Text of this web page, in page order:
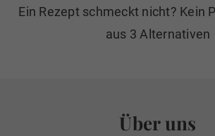
Ein Rezept schmeckt nicht? Kein
aus 3 Alternativen
Über uns